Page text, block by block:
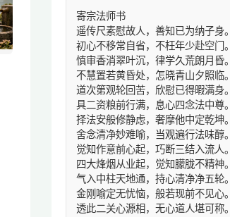
寄宗法师书
遥传尺素慰故人，善知已为纳子身。
初心不移常自省，不枉年少赴空门。
慎审香消翠叶沉，律学久荒朗月昏。
不慧置若黄昏处，怎晓青山夕照临。
道次第观轮回苦，欣慰已得暇满身。
具二资粮前行满，息心四念法中尊。
择法安般修静虑，奢摩他中定乾坤。
舍念清净妙难喻，当观遍行法味醇。
觉知作意前心起，巧断三结入流人。
四大烽烟从业起，觉知朦胧不精神。
气入中柱天地通，持心清净净五轮。
金刚喻定无忧恼，般若现前不见心。
透此二关心源相，无心道人堪可称。